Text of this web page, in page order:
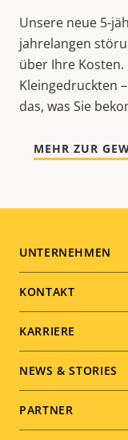
Unsere neue 5-
jahrelangen
über Ihre
Kleingedruckten
das, was Sie
MEHR ZUR
Footer
menu
UNTERNEHMEN
KONTAKT
KARRIERE
NEWS & STORIES
PARTNER